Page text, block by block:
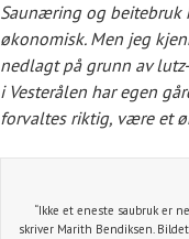
Saunæring og beitebruk
økonomisk. Men jeg
nedlagt på grunn av
i Vesterålen har egen
forvaltes riktig, være et
“Ikke et eneste saubruk er
skriver Marith Bendiksen.